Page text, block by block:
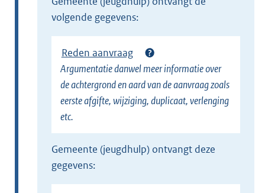
volgende gegevens:
Reden aanvraag
Argumentatie danwel meer informatie over
de achtergrond en aard van de aanvraag zoals
eerste afgifte, wijziging, duplicaat, verlenging
etc.
gemeente (jeugdhulp) ontvangt deze
gegevens: